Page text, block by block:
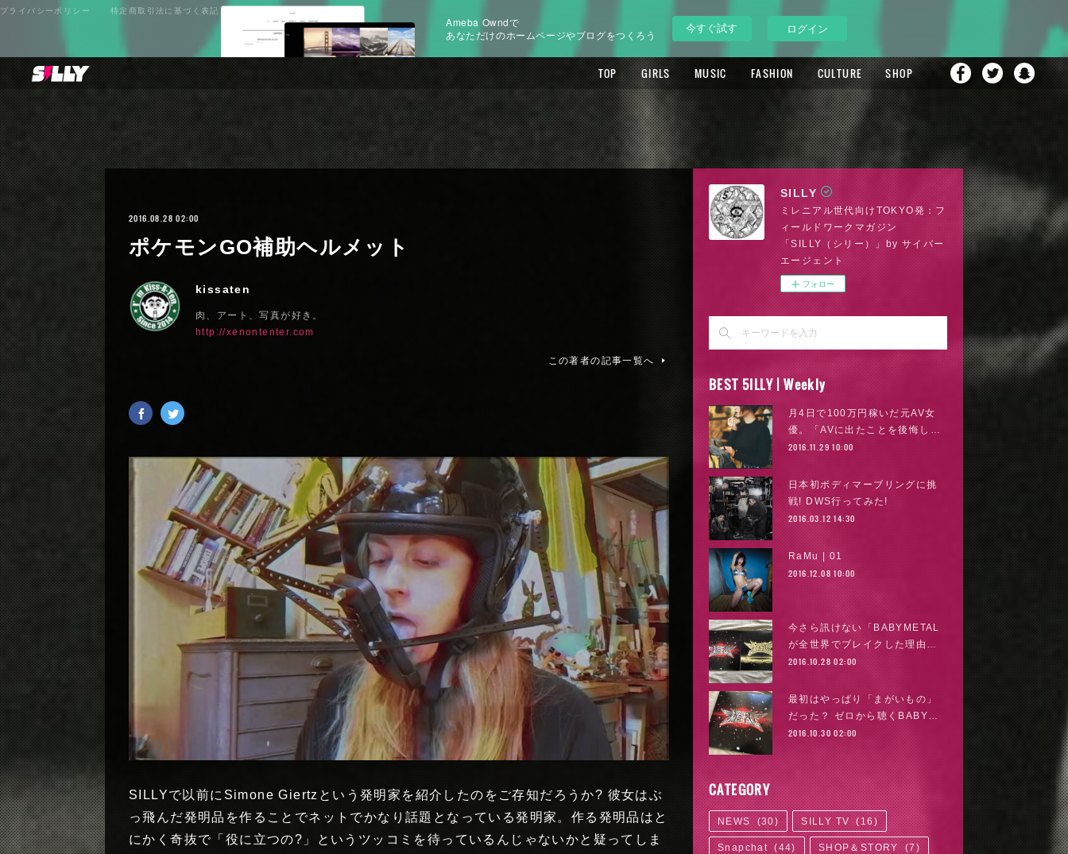
Ameba Owndで
あなただけのホームページやブログをつくろう
今すぐ試す ログイン
TOP GIRLS MUSIC FASHION CULTURE SHOP
2016.08.28 02:00
ポケモンGO補助ヘルメット
kissaten
肉、アート、写真が好き。
http://xenontenter.com
この著者の記事一覧へ
SILLYで以前にSimone Giertzという発明家を紹介したのをご存知だろうか? 彼女はぶ
っ飛んだ発明品を作ることでネットでかなり話題となっている発明家。作る発明品はと
にかく奇抜で「役に立つの?」というツッコミを待っているんじゃないかと疑ってしま
SILLY
ミレニアル世代向けTOKYO発：フ
ィールドワークマガジン
「SILLY（シリー）」by サイバー
エージェント
フォロー
BEST 5ILLY | Weekly
月4日で100万円稼いだ元AV女
優。「AVに出たことを後悔し…
2016.11.29 10:00
日本初ボディマーブリングに挑
戦! DWS行ってみた!
2016.03.12 14:30
RaMu | 01
2016.12.08 10:00
今さら訊けない「BABYMETAL
が全世界でブレイクした理由…
2016.10.28 02:00
最初はやっぱり「まがいもの」
だった？ ゼロから聴くBABY…
2016.10.30 02:00
CATEGORY
NEWS (30) SILLY TV (16)
Snapchat (44) SHOP＆STORY (7)
プライバシーポリシー 特定商取引法に基づく表記